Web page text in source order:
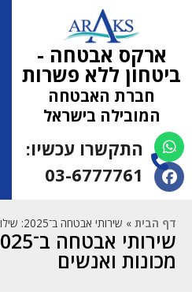
ארקס אבטחה -
ביטחון ללא פשרות
חברת האבטחה
המובילה בישראל
התקשרו עכשיו:
03-6777761
דף הבית » שירותי אבטחה ב־2025: שילוב בין מכונות ואנשים
מכונות ואנשים